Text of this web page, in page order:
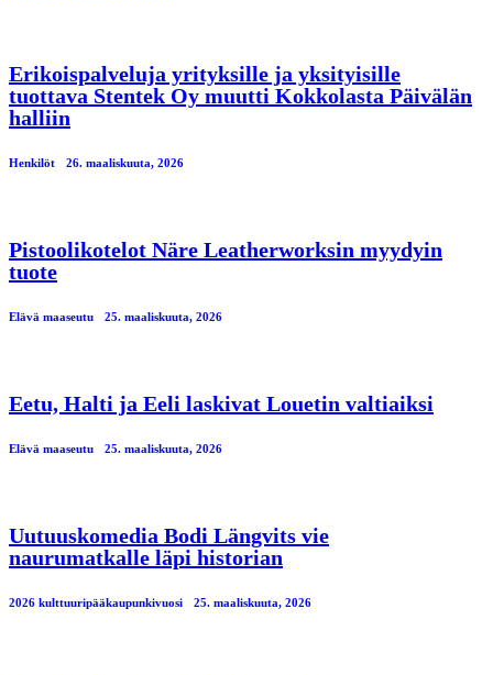
Erikoispalveluja yrityksille ja yksityisille
tuottava Stentek Oy muutti Kokkolasta Päivälän
halliin
Henkilöt 26. maaliskuuta, 2026
Pistoolikotelot Näre Leatherworksin myydyin
tuote
Elävä maaseutu 25. maaliskuuta, 2026
Eetu, Halti ja Eeli laskivat Louetin valtiaiksi
Elävä maaseutu 25. maaliskuuta, 2026
Uutuuskomedia Bodi Längvits vie
naurumatkalle läpi historian
2026 kulttuuripääkaupunkivuosi 25. maaliskuuta, 2026